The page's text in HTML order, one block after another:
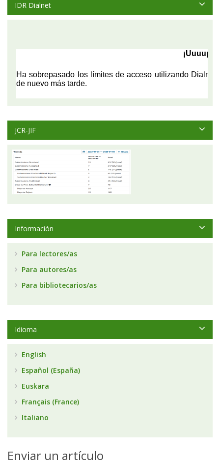
IDR Dialnet
JCR-JIF
Información
Para lectores/as
Para autores/as
Para bibliotecarios/as
Idioma
English
Español (España)
Euskara
Français (France)
Italiano
Enviar un artículo